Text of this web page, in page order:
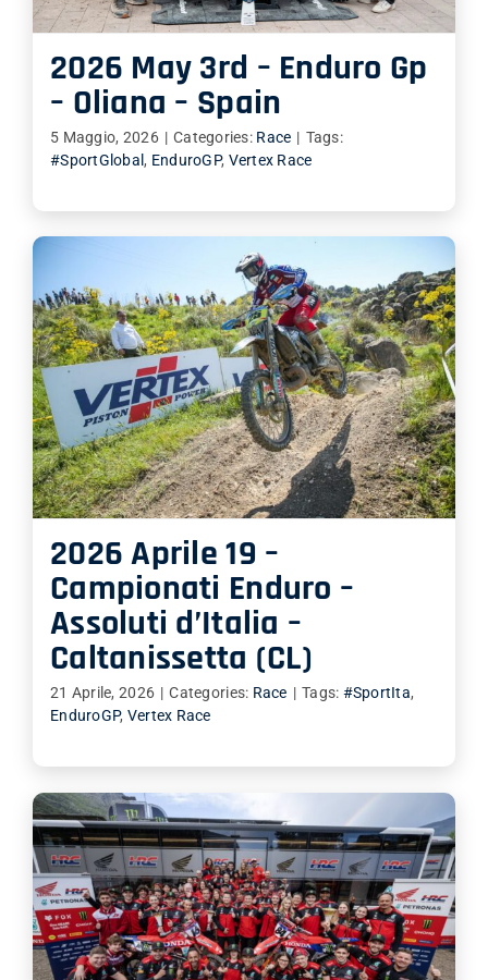
2026 May 3rd – Enduro Gp
– Oliana – Spain
5 Maggio, 2026 | Categories: Race | Tags:
#SportGlobal , EnduroGP, Vertex Race
2026 Aprile 19 –
Campionati Enduro –
Assoluti d’Italia –
Caltanissetta (CL)
21 Aprile, 2026 | Categories: Race | Tags: #SportIta,
EnduroGP, Vertex Race